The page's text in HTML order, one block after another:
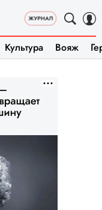
Культура Вояж